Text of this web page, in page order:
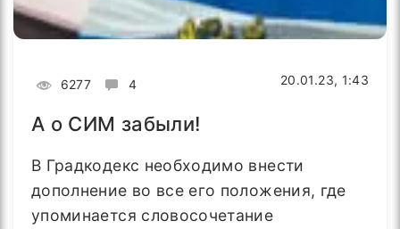
6277 4 20.01.23, 1:43
А о СИМ забыли!
В Градкодекс необходимо внести
дополнение во все его положения, где
упоминается словосочетание